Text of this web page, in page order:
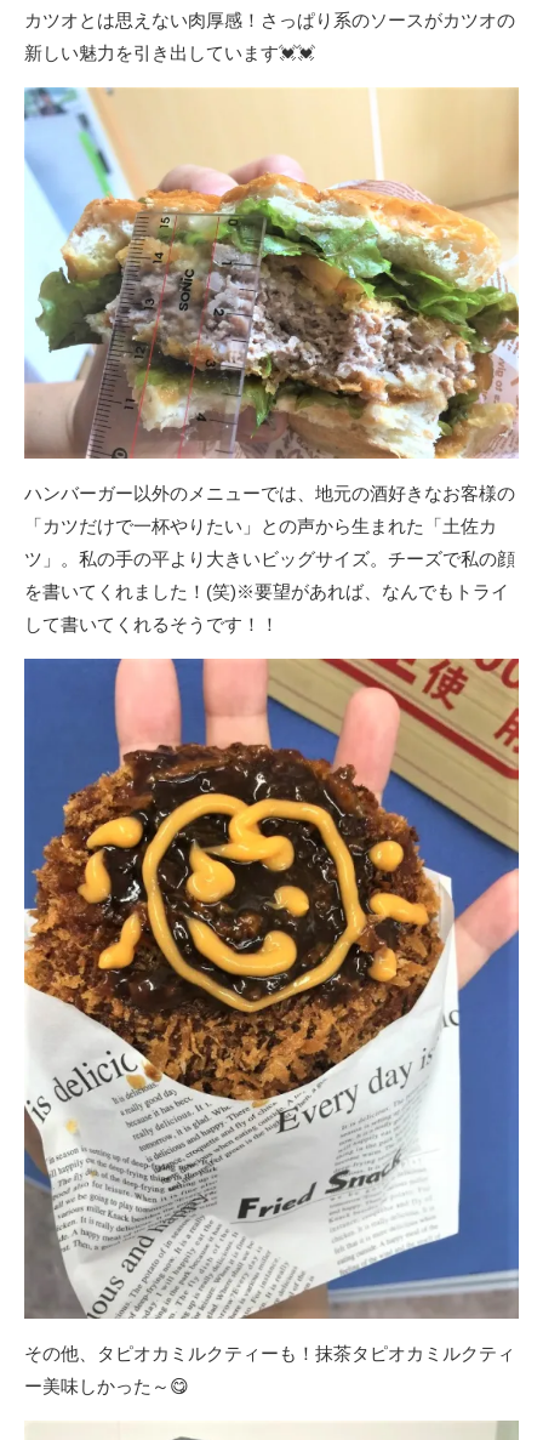
カツオとは思えない肉厚感！さっぱり系のソースがカツオの
新しい魅力を引き出しています💓💓
ハンバーガー以外のメニューでは、地元の酒好きなお客様の
「カツだけで一杯やりたい」との声から生まれた「土佐カ
ツ」。私の手の平より大きいビッグサイズ。チーズで私の顔
を書いてくれました！(笑)※要望があれば、なんでもトライ
して書いてくれるそうです！！
その他、タピオカミルクティーも！抹茶タピオカミルクティ
ー美味しかった～😋